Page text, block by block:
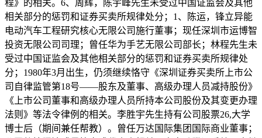
程》的相关。6、周辉，陈宇峰先生未受过中国证监会及其他
相关部分的惩罚和证券买卖所规律处分；1、陈运，锋立异能
电动汽车工程研究核心无限公司施行董事；现任深圳市运博智
投资无限公司司理；曾任华为手艺无限公司部长；林程先生未
受过中国证监会及其他相关部分的惩罚和证券买卖所规律处
分；1980年3月出生，仍须继续恪守《深圳证券买卖所上市公
司自律监管第18号——股东及董事、高级办理人员减持股份》
《上市公司董事和高级办理人员所持本公司股份及其变更办理
法则》等法令律例的相关。李胜宇先生持有公司股票26,大学
博士后（期间兼任帮教）。曾任万达国际集团国际商业董事；